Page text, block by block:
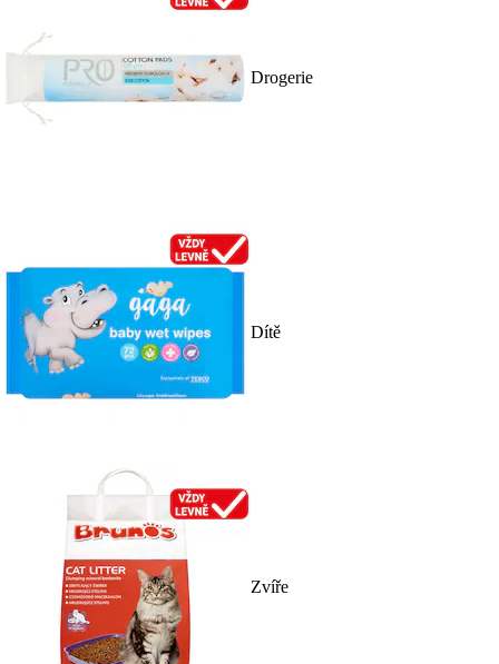
Drogerie
Dítě
Zvíře